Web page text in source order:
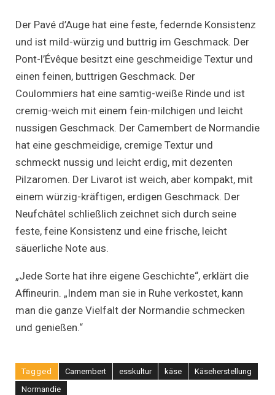
Der Pavé d’Auge hat eine feste, federnde Konsistenz
und ist mild-würzig und buttrig im Geschmack. Der
Pont-l’Évêque besitzt eine geschmeidige Textur und
einen feinen, buttrigen Geschmack. Der
Coulommiers hat eine samtig-weiße Rinde und ist
cremig-weich mit einem fein-milchigen und leicht
nussigen Geschmack. Der Camembert de Normandie
hat eine geschmeidige, cremige Textur und
schmeckt nussig und leicht erdig, mit dezenten
Pilzaromen. Der Livarot ist weich, aber kompakt, mit
einem würzig-kräftigen, erdigen Geschmack. Der
Neufchâtel schließlich zeichnet sich durch seine
feste, feine Konsistenz und eine frische, leicht
säuerliche Note aus.
„Jede Sorte hat ihre eigene Geschichte“, erklärt die
Affineurin. „Indem man sie in Ruhe verkostet, kann
man die ganze Vielfalt der Normandie schmecken
und genießen.“
Tagged Camembert esskultur käse
Käseherstellung
Normandie